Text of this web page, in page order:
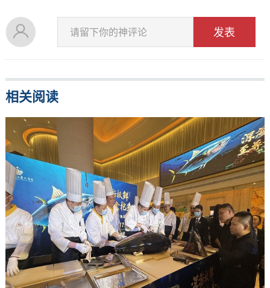
请留下你的神评论 发表
相关阅读